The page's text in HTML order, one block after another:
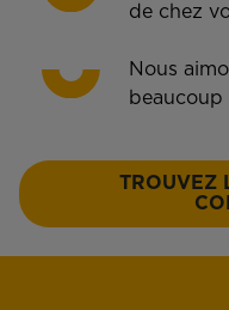
de chez
Nous
beaucoup
TROUVEZ